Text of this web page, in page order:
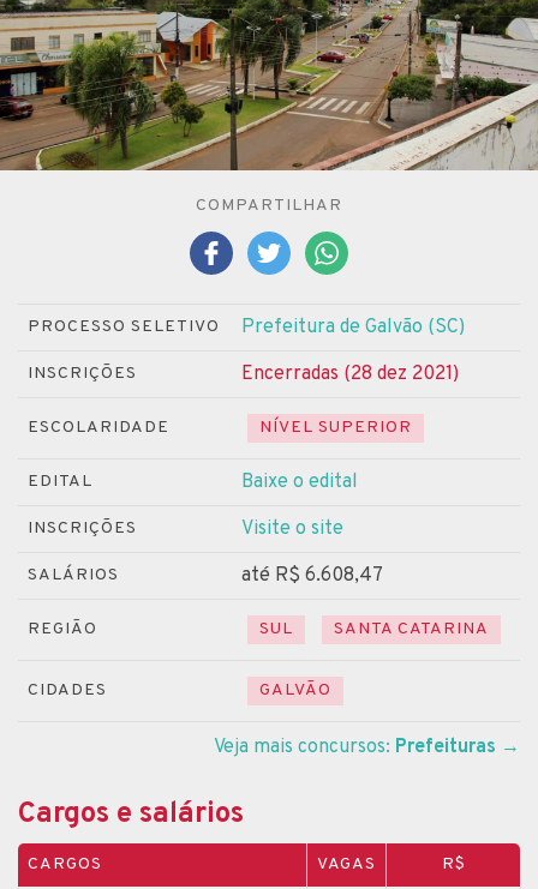
COMPARTILHAR
PROCESSO SELETIVO Prefeitura de Galvão (SC)
INSCRIÇÕES Encerradas (28 dez 2021)
ESCOLARIDADE NÍVEL SUPERIOR
EDITAL Baixe o edital
INSCRIÇÕES Visite o site
SALÁRIOS até R$ 6.608,47
REGIÃO SUL SANTA CATARINA
CIDADES GALVÃO
Veja mais concursos: Prefeituras →
Cargos e salários
CARGOS VAGAS R$